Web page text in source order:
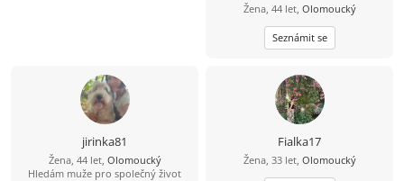
Žena, 44 let, Olomoucký
Seznámit se
jirinka81
Žena, 44 let, Olomoucký
Hledám muže pro společný život
Fialka17
Žena, 33 let, Olomoucký